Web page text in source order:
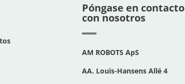
Póngase en contacto
con nosotros
AM ROBOTS ApS
AA. Louis-Hansens Allé 4